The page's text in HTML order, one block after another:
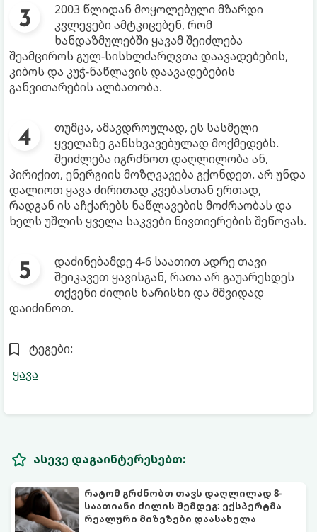
2003 წლიდან მოყოლებული მზარდი
კვლევები ამტკიცებენ, რომ
ხანდაზმულებში ყავამ შეიძლება
შეამციროს გულ-სისხლძარღვთა დაავადებების,
კიბოს და კუჭ-ნაწლავის დაავადებების
განვითარების ალბათობა.
თუმცა, ამავდროულად, ეს სასმელი
ყველაზე განსხვავებულად მოქმედებს.
შეიძლება იგრძნოთ დაღლილობა ან,
პირიქით, ენერგიის მოზღვავება გქონდეთ. არ უნდა
დალიოთ ყავა ძირითად კვებასთან ერთად,
რადგან ის აჩქარებს ნაწლავების მოძრაობას და
ხელს უშლის ყველა საკვები ნივთიერების შეწოვას.
დაძინებამდე 4-6 საათით ადრე თავი
შეიკავეთ ყავისგან, რათა არ გაუარესდეს
თქვენი ძილის ხარისხი და მშვიდად
დაიძინოთ.
ტეგები:
ყავა
ასევე დაგაინტერესებთ:
რატომ გრძნობთ თავს დაღლილად 8-
საათიანი ძილის შემდეგ: ექსპერტმა
რეალური მიზეზები დაასახელა